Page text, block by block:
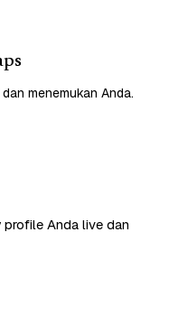
menemukan Anda.
profile Anda live dan